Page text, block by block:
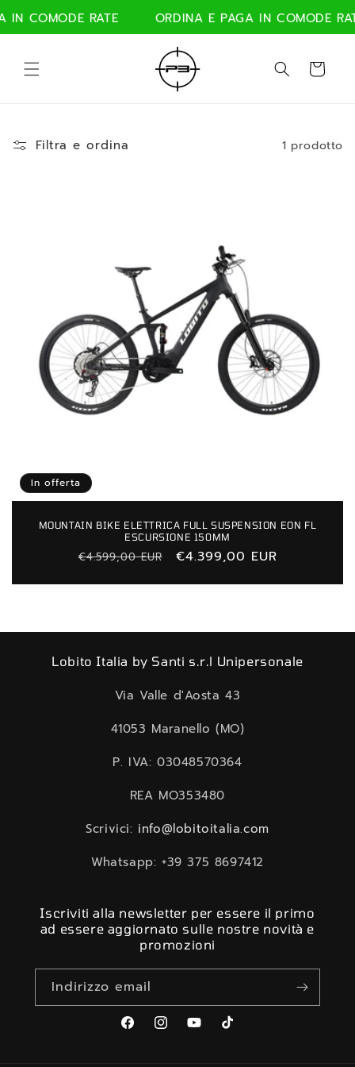
direttamente
ai contenuti
COMODE RATE ORDINA E PAGA IN COMODE
Carrello
Filtra e ordina 1 prodotto
In offerta
MOUNTAIN BIKE ELETTRICA FULL SUSPENSION EON FL
ESCURSIONE 150MM
Prezzo
€4.599,00 EUR
Prezzo
€4.399,00 EUR
Lobito Italia by Santi s.r.l Unipersonale
Via Valle d'Aosta 43
41053 Maranello (MO)
P. IVA: 03048570364
REA MO353480
Scrivici: info@lobitoitalia.com
Whatsapp: +39 375 8697412
Iscriviti alla newsletter per essere il primo
ad essere aggiornato sulle nostre novità e
promozioni
Indirizzo email
FacebookInstagramYouTubeTikTok